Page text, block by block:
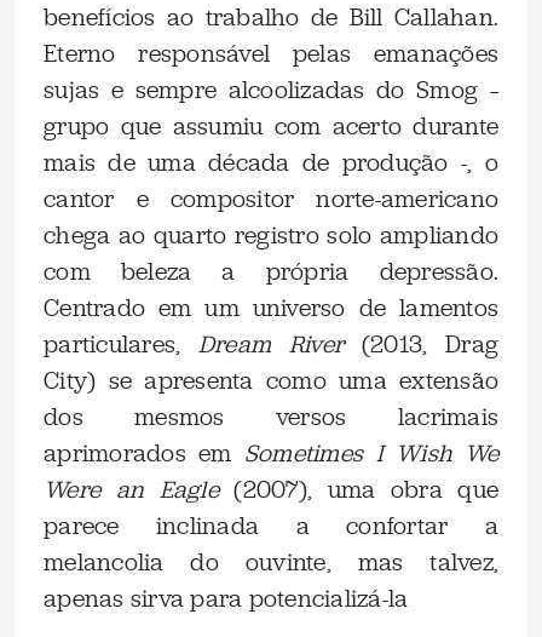
benefícios ao trabalho de Bill Callahan.
Eterno responsável pelas emanações
sujas e sempre alcoolizadas do Smog –
grupo que assumiu com acerto durante
mais de uma década de produção -, o
cantor e compositor norte-americano
chega ao quarto registro solo ampliando
com beleza a própria depressão.
Centrado em um universo de lamentos
particulares, Dream River(2013, Drag
City) se apresenta como uma extensão
dos mesmos versos lacrimais
aprimorados em Sometimes I Wish We
Were an Eagle(2007), uma obra que
parece inclinada a confortar a
melancolia do ouvinte, mas talvez,
apenas sirva para potencializá-la